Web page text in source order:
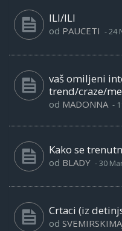
ILI/ILI
od PAUCETI -24
vaš omiljeni
trend/craze/
od MADONNA -
Kako se
od BLADY -30
Crtaci (iz
od